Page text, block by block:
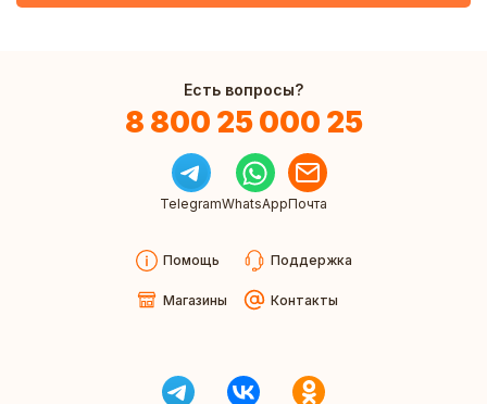
Есть вопросы?
8 800 25 000 25
TelegramWhatsAppПочта
Помощь Поддержка
Магазины Контакты